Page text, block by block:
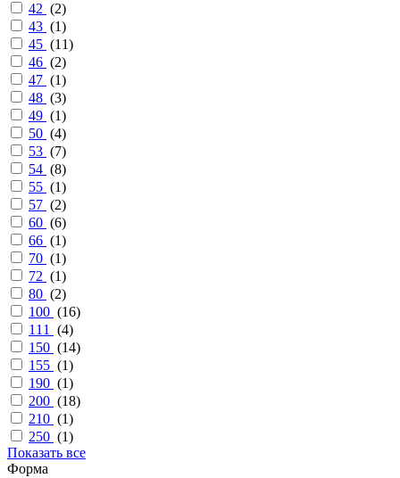
42 (2)
43 (1)
45 (11)
46 (2)
47 (1)
48 (3)
49 (1)
50 (4)
53 (7)
54 (8)
55 (1)
57 (2)
60 (6)
66 (1)
70 (1)
72 (1)
80 (2)
100 (16)
111
(4)
150 (14)
155 (1)
190 (1)
200 (18)
210 (1)
250 (1)
Показать все
Форма